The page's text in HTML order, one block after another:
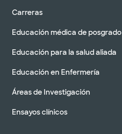
Carreras
Educación médica de posgrado
Educación para la salud aliada
Educación en Enfermería
Áreas de Investigación
Ensayos clínicos